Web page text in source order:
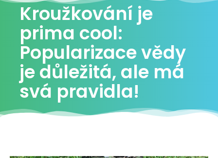
Kroužkování je
prima cool:
Popularizace vědy
je důležitá, ale má
svá pravidla!